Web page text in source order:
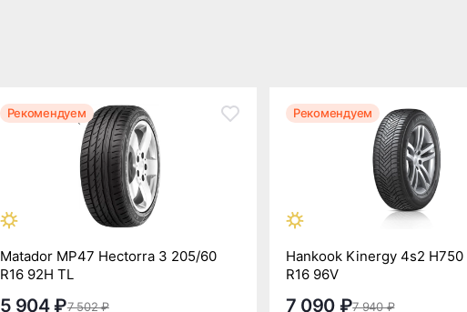
Рекомендуем
Matador MP47 Hectorra 3 205/60
R16 92H TL
7 502 ₽
5 904 ₽
Рекомендуем
Hankook Kinergy 4s2
R16 96V
7 940 ₽
7 090 ₽